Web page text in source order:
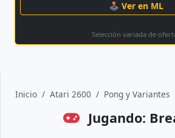
🕹 Ver en ML
Selección variada de
Inicio Atari 2600 Pong y Variantes
Jugando: